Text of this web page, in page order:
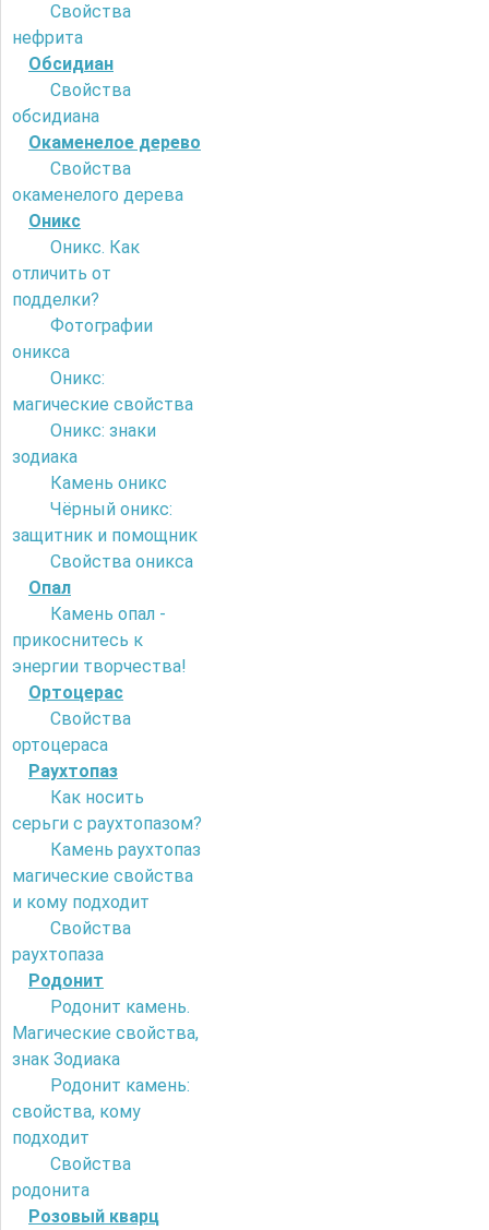
Свойства
нефрита
Обсидиан
Свойства
обсидиана
Окаменелое дерево
Свойства
окаменелого дерева
Оникс
Оникс. Как
отличить от
подделки?
Фотографии
оникса
Оникс:
магические свойства
Оникс: знаки
зодиака
Камень оникс
Чёрный оникс:
защитник и помощник
Свойства оникса
Опал
Камень опал -
прикоснитесь к
энергии творчества!
Ортоцерас
Свойства
ортоцераса
Раухтопаз
Как носить
серьги с раухтопазом?
Камень раухтопаз
магические свойства
и кому подходит
Свойства
раухтопаза
Родонит
Родонит камень.
Магические свойства,
знак Зодиака
Родонит камень:
свойства, кому
подходит
Свойства
родонита
Розовый кварц